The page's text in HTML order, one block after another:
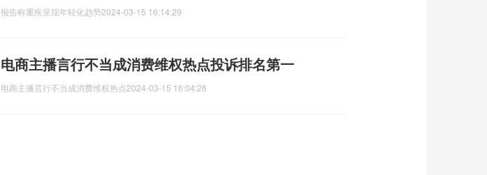
报告称重疾呈现年轻化趋势2024-03-15 16:14:29
电商主播言行不当成消费维权热点投诉排名第一
电商主播言行不当成消费维权热点2024-03-15 16:04:26